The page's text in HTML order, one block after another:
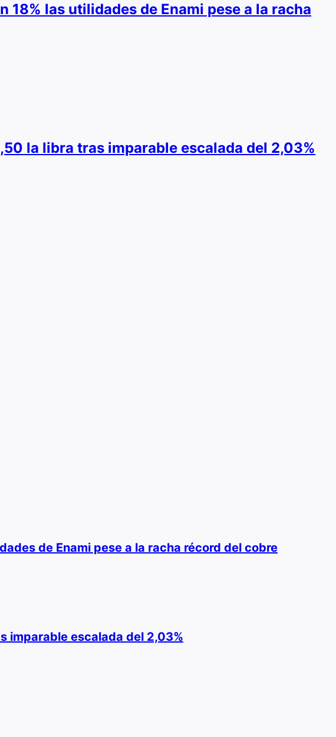
las utilidades de Enami pese a la racha
la libra tras imparable escalada del 2,03%
de Enami pese a la racha récord del cobre
imparable escalada del 2,03%